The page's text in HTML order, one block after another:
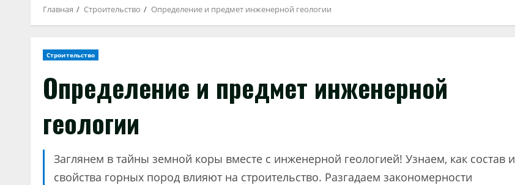
Главная Строительство Определение и предмет инженерной геологии
Строительство
Определение и предмет инженерной
геологии
Заглянем в тайны земной коры вместе с инженерной геологией! Узнаем, как состав и
свойства горных пород влияют на строительство. Разгадаем закономерности